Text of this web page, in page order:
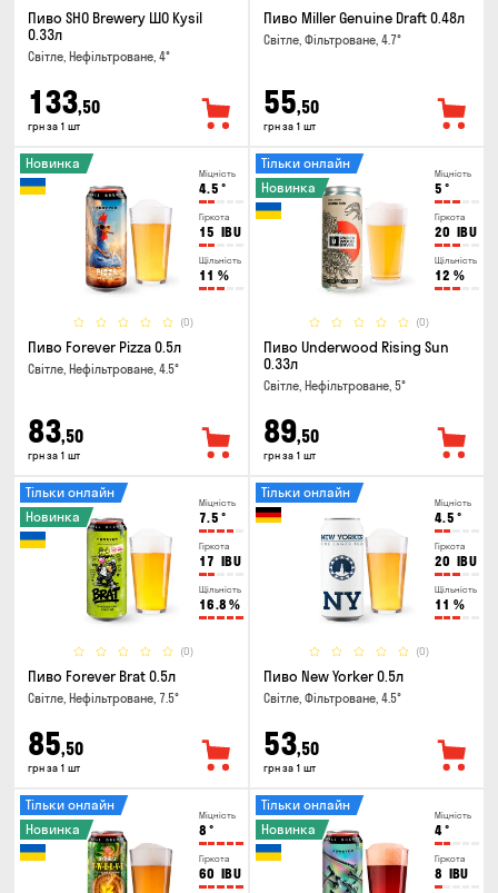
Пиво SHO Brewery ШО Kysil
0.33л
Світле, Нефільтроване, 4°
133,50
грн за 1 шт
Пиво Miller Genuine Draft 0.48л
Світле, Фільтроване, 4.7°
55,50
грн за 1 шт
Міцність
4.5 °
Гіркота
15 IBU
Щільність
11 %
(0)
Новинка
Пиво Forever Pizza 0.5л
Світле, Нефільтроване, 4.5°
83,50
грн за 1 шт
Міцність
5 °
Гіркота
20 IBU
Щільність
12 %
(0)
Тільки онлайн
Новинка
Пиво Underwood Rising Sun
0.33л
Світле, Нефільтроване, 5°
89,50
грн за 1 шт
Міцність
7.5 °
Гіркота
17 IBU
Щільність
16.8 %
(0)
Тільки онлайн
Новинка
Пиво Forever Brat 0.5л
Світле, Нефільтроване, 7.5°
85,50
грн за 1 шт
Міцність
4.5 °
Гіркота
20 IBU
Щільність
11 %
(0)
Тільки онлайн
Пиво New Yorker 0.5л
Світле, Фільтроване, 4.5°
53,50
грн за 1 шт
Міцність
8 °
Гіркота
60 IBU
Тільки онлайн
Новинка
Міцність
4°
Гіркота
8 IBU
Тільки онлайн
Новинка